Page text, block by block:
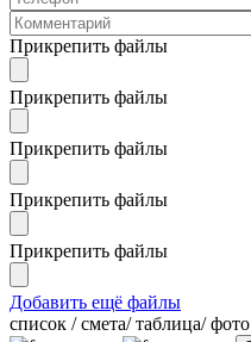
Прикрепить файлы
Прикрепить файлы
Прикрепить файлы
Прикрепить файлы
Прикрепить файлы
Добавить ещё файлы
cписок / смета/ таблица/ фото